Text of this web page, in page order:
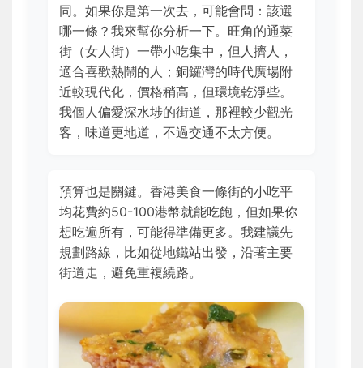
同。如果你是第一次去，可能會問：該選
哪一條？我來幫你分析一下。旺角的通菜
街（女人街）一帶小吃集中，但人擠人，
適合喜歡熱鬧的人；銅鑼灣的時代廣場附
近較現代化，價格稍高，但環境乾淨些。
我個人偏愛深水埗的街道，那裡較少觀光
客，味道更地道，不過交通不太方便。
預算也是關鍵。香港美食一條街的小吃平
均花費約50-100港幣就能吃飽，但如果你
想吃遍所有，可能得準備更多。我建議先
規劃路線，比如從地鐵站出發，沿著主要
街道走，避免重複繞路。